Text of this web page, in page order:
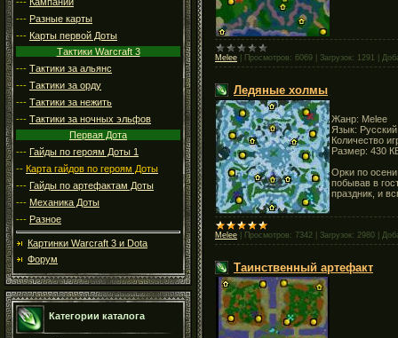
--- Разные карты
--- Карты первой Доты
Тактики Warcraft 3
--- Тактики за альянс
--- Тактики за орду
--- Тактики за нежить
--- Тактики за ночных эльфов
Первая Дота
--- Гайды по героям Доты 1
-- Карта гайдов по героям Доты
--- Гайды по артефактам Доты
--- Механика Доты
--- Разное
Картинки Warcraft 3 и Dota
Форум
Категории каталога
Melee Просмотров: 6069 Загрузок: 1291
Ледяные холмы
Жанр: Melee
Язык:
Количество
Размер: 430
Орки по
побывав в
праздник, и
Melee Просмотров: 7342 Загрузок: 2980
Таинственный артефакт